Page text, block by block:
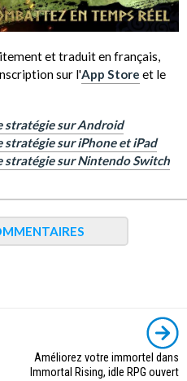
et traduit en français,
sur l'App Store et le
stratégie sur Android
stratégie sur iPhone et iPad
stratégie sur Nintendo Switch
Améliorez votre immortel dans
Immortal Rising, idle RPG ouvert